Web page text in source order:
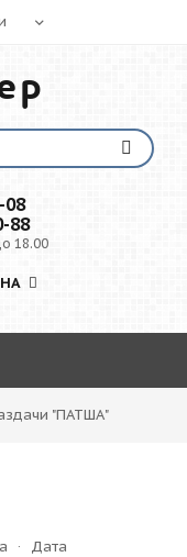
08
88
18.00
"ПАТША"
·
Дата